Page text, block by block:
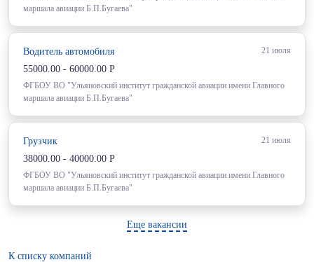
маршала авиации Б.П.Бугаева"
Водитель автомобиля 21 июля
55000.00 - 60000.00 Р
ФГБОУ ВО "Ульяновский институт гражданской авиации имени Главного
маршала авиации Б.П.Бугаева"
Грузчик 21 июля
38000.00 - 40000.00 Р
ФГБОУ ВО "Ульяновский институт гражданской авиации имени Главного
маршала авиации Б.П.Бугаева"
Еще вакансии
К списку компаний